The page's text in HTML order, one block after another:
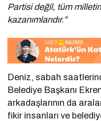
Partisi değil, tüm
kazanımlarıdır.”
Deniz, sabah
Belediye Başkanı
arkadaşlarının da
fikir insanları ve